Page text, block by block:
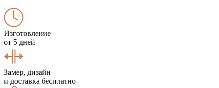
Изготовление
от 5 дней
Замер, дизайн
и доставка бесплатно